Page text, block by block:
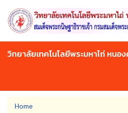
main
content
วิทยาลัยเทคโนโลยีพระมหาไถ่ หนอ
You
Home